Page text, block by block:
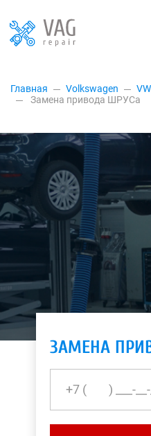
Главная Volkswagen
Замена привода ШРУСа
ЗАМЕНА